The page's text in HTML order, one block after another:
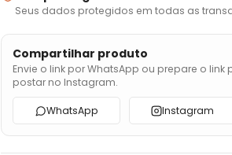
Seus dados protegidos em todas as
Compartilhar produto
Envie o link por WhatsApp ou prepare o link
postar no Instagram.
WhatsApp Instagram